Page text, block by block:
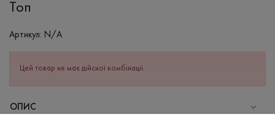
Топ
Артикул: N/A
Цей товар не має дійсної комбінації.
ОПИС